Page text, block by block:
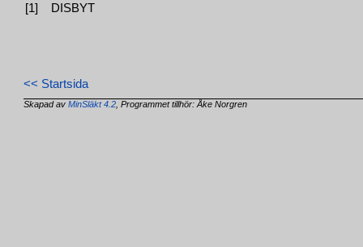
[1] DISBYT
<< Startsida
Skapad avMinSläkt 4.2 , Programmet tillhör: Åke Norgren